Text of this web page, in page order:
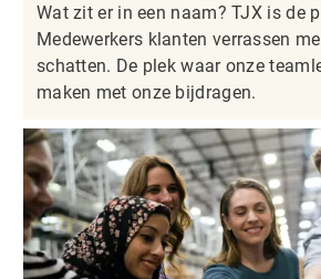
Wat zit er in een naam? TJX is de
Medewerkers klanten verrassen
schatten. De plek waar onze
maken met onze bijdragen.